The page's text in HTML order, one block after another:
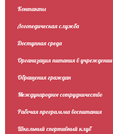
Контакты
Логопедическая служба
Доступная среда
Организация питания в учреждении
Обращения граждан
Международное сотрудничество
Рабочая программа воспитания
Школьный спортивный клуб